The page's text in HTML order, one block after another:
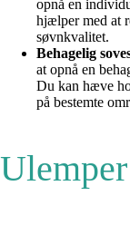
opnå en
hjælper med at
søvnkvalitet.
Behagelig
at opnå en
Du kan hæve
på bestemte
Ulemper